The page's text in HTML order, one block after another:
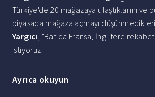
Türkiye'de 20 mağazaya ulaştıklarını ve
piyasada mağaza açmayı
Yargıcı, "Batıda Fransa, İngiltere
istiyoruz.
Ayrıca okuyun